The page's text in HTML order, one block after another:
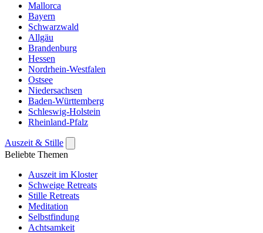
Mallorca
Bayern
Schwarzwald
Allgäu
Brandenburg
Hessen
Nordrhein-Westfalen
Ostsee
Niedersachsen
Baden-Württemberg
Schleswig-Holstein
Rheinland-Pfalz
Auszeit & Stille
Beliebte Themen
Auszeit im Kloster
Schweige Retreats
Stille Retreats
Meditation
Selbstfindung
Achtsamkeit